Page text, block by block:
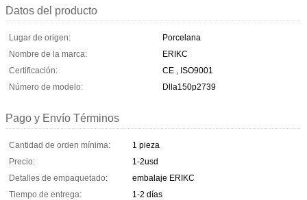
Datos del producto
Lugar de origen:
Porcelana
Nombre de la marca:
ERIKC
Certificación:
CE , ISO9001
Número de modelo:
Dlla150p2739
Pago y Envío Términos
Cantidad de orden mínima:
1 pieza
Precio:
1-2usd
Detalles de empaquetado:
embalaje ERIKC
Tiempo de entrega:
1-2 días